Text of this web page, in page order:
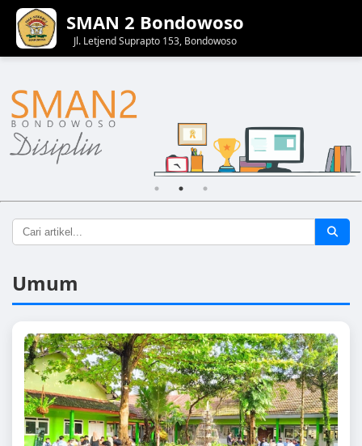
SMAN 2 Bondowoso
Jl. Letjend Suprapto 153, Bondowoso
Umum